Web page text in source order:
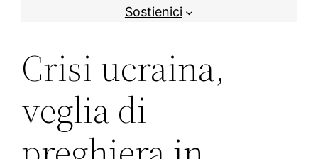
Sostienici
Crisi ucraina,
veglia di